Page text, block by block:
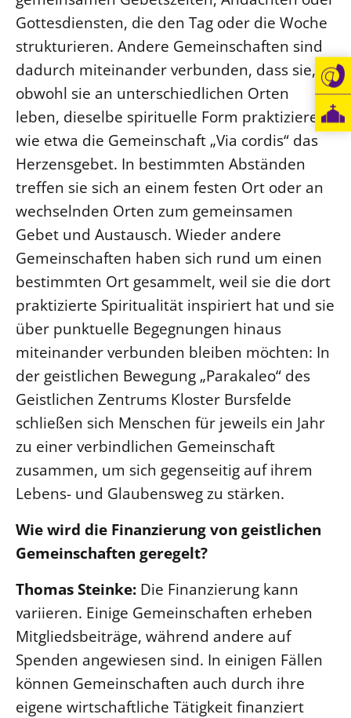
Gottesdiensten, die den Tag oder die Woche
strukturieren. Andere Gemeinschaften sind
dadurch miteinander verbunden, dass sie,
obwohl sie an unterschiedlichen Orten
leben, dieselbe spirituelle Form praktizieren,
wie etwa die Gemeinschaft „Via cordis“ das
Herzensgebet. In bestimmten Abständen
treffen sie sich an einem festen Ort oder an
wechselnden Orten zum gemeinsamen
Gebet und Austausch. Wieder andere
Gemeinschaften haben sich rund um einen
bestimmten Ort gesammelt, weil sie die dort
praktizierte Spiritualität inspiriert hat und sie
über punktuelle Begegnungen hinaus
miteinander verbunden bleiben möchten: In
der geistlichen Bewegung „Parakaleo“ des
Geistlichen Zentrums Kloster Bursfelde
schließen sich Menschen für jeweils ein Jahr
zu einer verbindlichen Gemeinschaft
zusammen, um sich gegenseitig auf ihrem
Lebens- und Glaubensweg zu stärken.
Wie wird die Finanzierung von geistlichen
Gemeinschaften geregelt?
Thomas Steinke: Die Finanzierung kann
variieren. Einige Gemeinschaften erheben
Mitgliedsbeiträge, während andere auf
Spenden angewiesen sind. In einigen Fällen
können Gemeinschaften auch durch ihre
eigene wirtschaftliche Tätigkeit finanziert